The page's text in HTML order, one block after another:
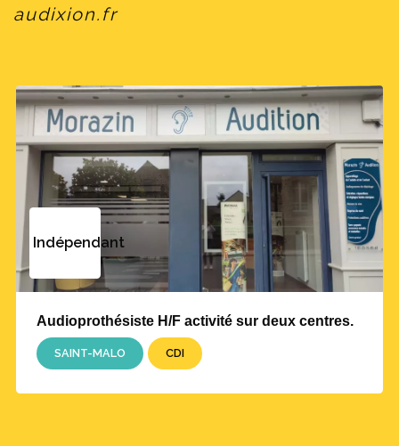
audixion.fr
Indépendant
Audioprothésiste H/F activité sur deux centres.
SAINT-MALO CDI